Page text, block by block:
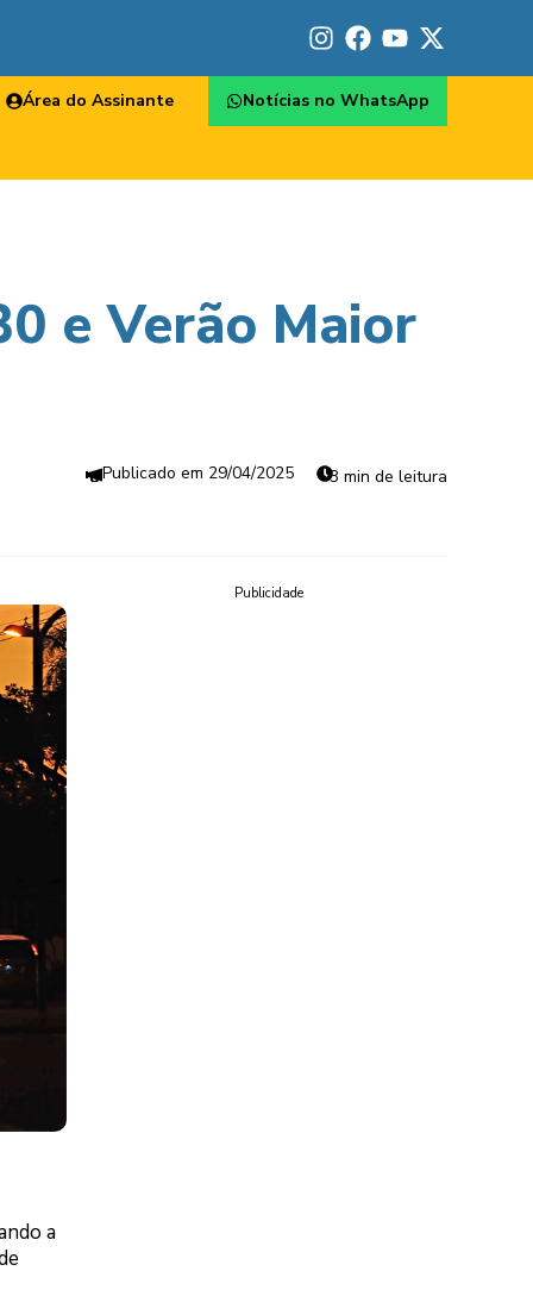
Área do Assinante Notícias no WhatsApp
e Verão Maior
29/04/2025 3 min de leitura
a
Publicidade